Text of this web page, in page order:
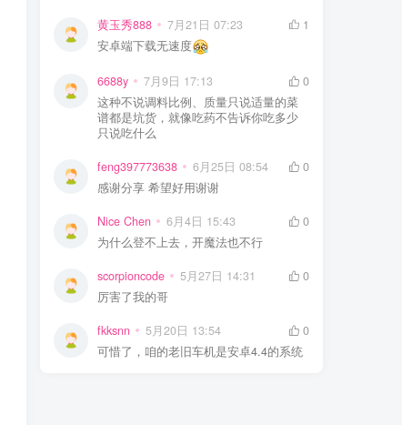
黄玉秀888 7月21日 07:23
1
安卓端下载无速度
6688y 7月9日 17:13
0
这种不说调料比例、质量只说适量的菜
谱都是坑货，就像吃药不告诉你吃多少
只说吃什么
feng397773638 6月25日 08:54
0
感谢分享 希望好用谢谢
Nice Chen 6月4日 15:43
0
为什么登不上去，开魔法也不行
scorpioncode 5月27日 14:31
0
厉害了我的哥
fkksnn 5月20日 13:54
0
可惜了，咱的老旧车机是安卓4.4的系统